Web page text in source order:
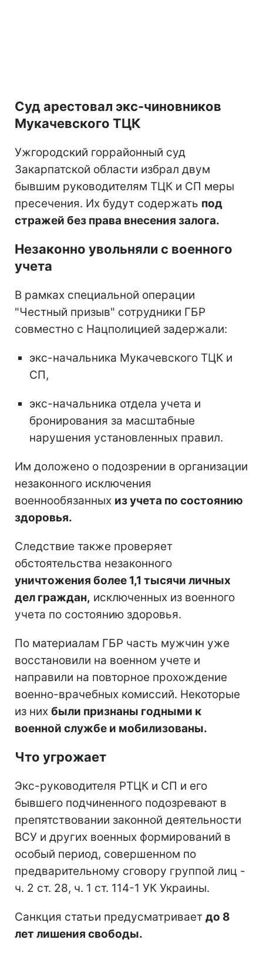
Суд арестовал экс-чиновников
Мукачевского ТЦК
Ужгородский горрайонный суд
Закарпатской области избрал двум
бывшим руководителям ТЦК и СП меры
пресечения. Их будут содержать под
стражей без права внесения залога.
Незаконно увольняли с военного
учета
В рамках специальной операции
"Честный призыв" сотрудники ГБР
совместно с Нацполицией задержали:
экс-начальника Мукачевского ТЦК и
СП,
экс-начальника отдела учета и
бронирования за масштабные
нарушения установленных правил.
Им доложено о подозрении в организации
незаконного исключения
военнообязанных из учета по состоянию
здоровья.
Следствие также проверяет
обстоятельства незаконного
уничтожения более 1,1 тысячи личных
дел граждан, исключенных из военного
учета по состоянию здоровья.
По материалам ГБР часть мужчин уже
восстановили на военном учете и
направили на повторное прохождение
военно-врачебных комиссий. Некоторые
из них были признаны годными к
военной службе и мобилизованы.
Что угрожает
Экс-руководителя РТЦК и СП и его
бывшего подчиненного подозревают в
препятствовании законной деятельности
ВСУ и других военных формирований в
особый период, совершенном по
предварительному сговору группой лиц -
ч. 2 ст. 28, ч. 1 ст. 114-1 УК Украины.
Санкция статьи предусматривает до 8
лет лишения свободы.